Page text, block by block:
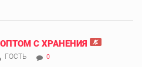
С ХРАНЕНИЯ
ГОСТЬ 0